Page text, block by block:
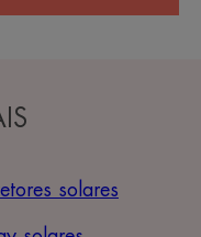
solares